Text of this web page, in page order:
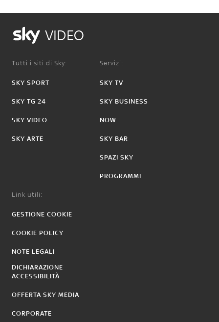
VIDEO
Tutti i siti di Sky:
SKY SPORT
SKY TG 24
SKY VIDEO
SKY ARTE
Servizi:
SKY TV
SKY BUSINESS
NOW
SKY BAR
SPAZI SKY
PROGRAMMI
Link utili:
GESTIONE COOKIE
COOKIE POLICY
NOTE LEGALI
DICHIARAZIONE
ACCESSIBILITÀ
OFFERTA SKY MEDIA
CORPORATE